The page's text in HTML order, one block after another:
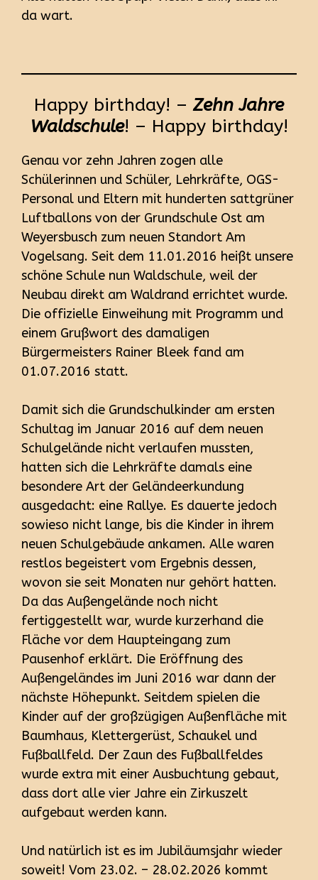
da wart.
Happy birthday! –Zehn Jahre
Waldschule! – Happy birthday!
Genau vor zehn Jahren zogen alle
Schülerinnen und Schüler, Lehrkräfte, OGS-
Personal und Eltern mit hunderten sattgrüner
Luftballons von der Grundschule Ost am
Weyersbusch zum neuen Standort Am
Vogelsang. Seit dem 11.01.2016 heißt unsere
schöne Schule nun Waldschule, weil der
Neubau direkt am Waldrand errichtet wurde.
Die offizielle Einweihung mit Programm und
einem Grußwort des damaligen
Bürgermeisters Rainer Bleek fand am
01.07.2016 statt.
Damit sich die Grundschulkinder am ersten
Schultag im Januar 2016 auf dem neuen
Schulgelände nicht verlaufen mussten,
hatten sich die Lehrkräfte damals eine
besondere Art der Geländeerkundung
ausgedacht: eine Rallye. Es dauerte jedoch
sowieso nicht lange, bis die Kinder in ihrem
neuen Schulgebäude ankamen. Alle waren
restlos begeistert vom Ergebnis dessen,
wovon sie seit Monaten nur gehört hatten.
Da das Außengelände noch nicht
fertiggestellt war, wurde kurzerhand die
Fläche vor dem Haupteingang zum
Pausenhof erklärt. Die Eröffnung des
Außengeländes im Juni 2016 war dann der
nächste Höhepunkt. Seitdem spielen die
Kinder auf der großzügigen Außenfläche mit
Baumhaus, Klettergerüst, Schaukel und
Fußballfeld. Der Zaun des Fußballfeldes
wurde extra mit einer Ausbuchtung gebaut,
dass dort alle vier Jahre ein Zirkuszelt
aufgebaut werden kann.
Und natürlich ist es im Jubiläumsjahr wieder
soweit! Vom 23.02. – 28.02.2026 kommt